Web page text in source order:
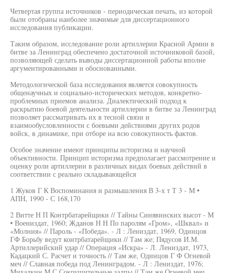
Четвертая группа источников - периодическая печать, из которой
были отобраны наиболее значимые для диссертационного
исследования публикации.
Таким образом, исследование роли артиллерии Красной Армии в
битве за Ленинград обеспечено достаточной источниковой базой,
позволяющей сделать выводы диссертационной работы вполне
аргументированными и обоснованными.
Методологической база исследования является совокупность
общенаучных и социально-исторических методов, конкретно-
проблемных приемов анализа. Диалектический подход к
раскрытию боевой деятельности артиллерии в битве за Ленинград
позволяет рассматривать их в тесной связи и
взаимообусловленности с боевыми действиями других родов
войск, в динамике, при отборе на всю совокупность фактов.
Особое значение имеют принципы историзма и научной
объективности. Принцип историзма предполагает рассмотрение и
оценку роли артиллерии в различных видах боевых действий в
соответствии с реально складывающейся
1 Жуков Г К Воспоминания и размышления В 3-х т Т 3 - М •
АПН, 1990 - С 168,170
2 Витте Н П Контрбатарейщики // Тайны Синявинских высот - М
• Воениздат, 1960; Жданов Н Н По паролям «Гром», «Шквал» и
«Молния» // Пароль - «Победа». - Л : Лениздат, 1969, Одинцов
ГФ Борьбу ведут контрбатарейщики // Там же; Пядусов И.М.
Артиллерийский удар // Операция «Искра» - Л. Лениздат, 1973,
Кадацкий С. Расчет и точность // Там же, Одинцов Г Ф Огневой
меч // Славная победа под Ленинградом. - Л : Лениздат, 1976;